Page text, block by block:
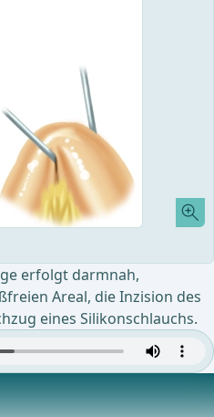
erfolgt darmnah,
Areal, die Inzision des
eines Silikonschlauchs.
auf die Faszie